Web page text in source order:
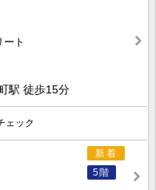
ト
駅 徒歩15分
ェック
新着
5階